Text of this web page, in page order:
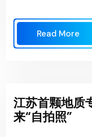
Read More
江苏首颗地质
来“自拍照”